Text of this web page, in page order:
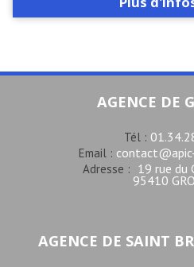
AGENCE DE
Tél :
Email :
Adresse : 19 rue du
95410
AGENCE DE SAINT